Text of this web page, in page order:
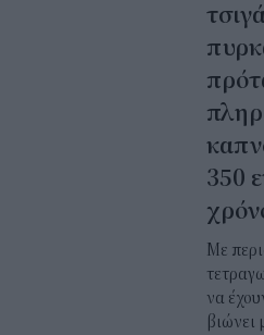
350
Με
να
βιώνει